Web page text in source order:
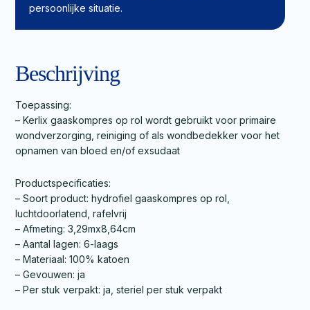
persoonlijke situatie.
Beschrijving
Toepassing:
– Kerlix gaaskompres op rol wordt gebruikt voor primaire
wondverzorging, reiniging of als wondbedekker voor het
opnamen van bloed en/of exsudaat
Productspecificaties:
– Soort product: hydrofiel gaaskompres op rol,
luchtdoorlatend, rafelvrij
– Afmeting: 3,29mx8,64cm
– Aantal lagen: 6-laags
– Materiaal: 100% katoen
– Gevouwen: ja
– Per stuk verpakt: ja, steriel per stuk verpakt